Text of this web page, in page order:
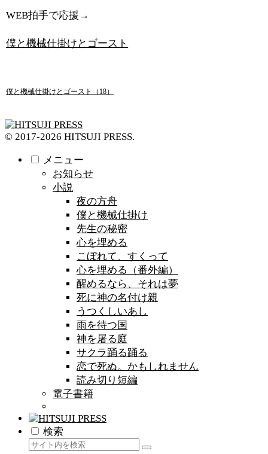
WEB拍手で応援→
僕と機械仕掛けとゴースト
僕と機械仕掛けとゴースト（18）
© 2017-2026 HITSUJI PRESS.
メニュー
お知らせ
小説
夜の方舟
僕と機械仕掛け
先生の秘密
心を埋める
こぼれて、すくって
心を埋める（番外編）
醒めるなら、それは夢
死に神の名付け親
うつくしいあし
雨を待つ国
神を屠る庭
サクラ踊る踊る
恋で死ぬ。かもしれません
読み切り短編
電子書籍
検索